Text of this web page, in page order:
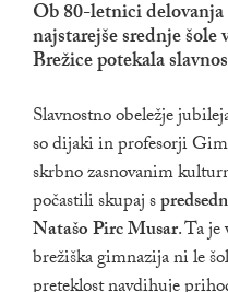
Ob 80-letnici
najstarejše srednje
Brežice potekala
Slavnostno obeležje
so dijaki in profesorji
skrbno zasnovanim
počastili skupaj s
Natašo Pirc Musar. Ta
brežiška gimnazija ni le